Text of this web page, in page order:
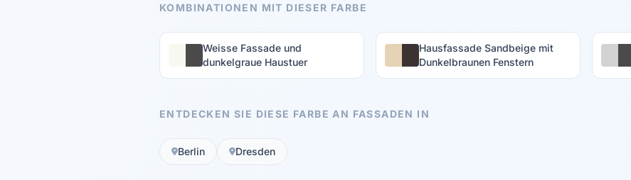
KOMBINATIONEN MIT DIESER FARBE
Weisse Fassade und
dunkelgraue Haustuer
Hausfassade Sandbeige mit
Dunkelbraunen Fenstern
ENTDECKEN SIE DIESE FARBE AN FASSADEN IN
Berlin Dresden